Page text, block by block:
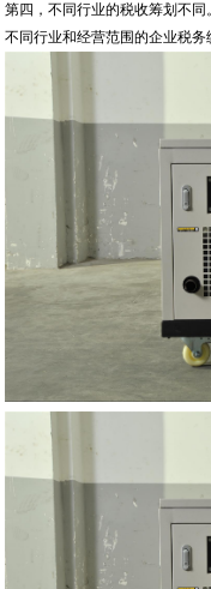
第四，不同行业的税收筹划不同
不同行业和经营范围的企业税务